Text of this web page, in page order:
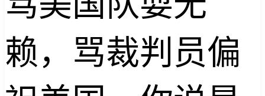
赖，骂裁判员偏